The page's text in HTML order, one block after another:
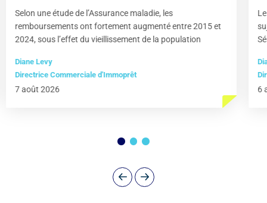
Selon une étude de l’Assurance maladie, les
remboursements ont fortement augmenté entre 2015 et
2024, sous l’effet du vieillissement de la population
Diane Levy
Directrice Commerciale d'Immoprêt
7 août 2026 6